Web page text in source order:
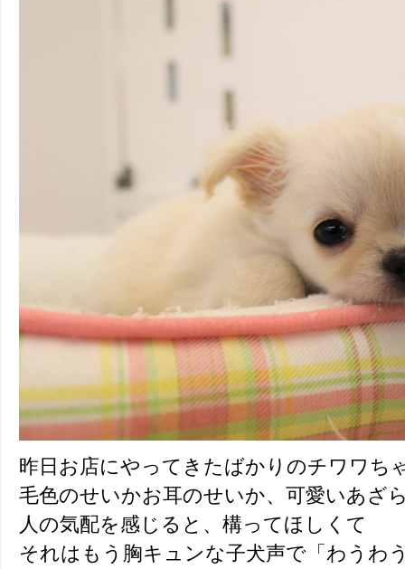
昨日お店にやってきたばかりのチワワち
毛色のせいかお耳のせいか、可愛いあざ
人の気配を感じると、構ってほしくて
それはもう胸キュンな子犬声で「わうわ